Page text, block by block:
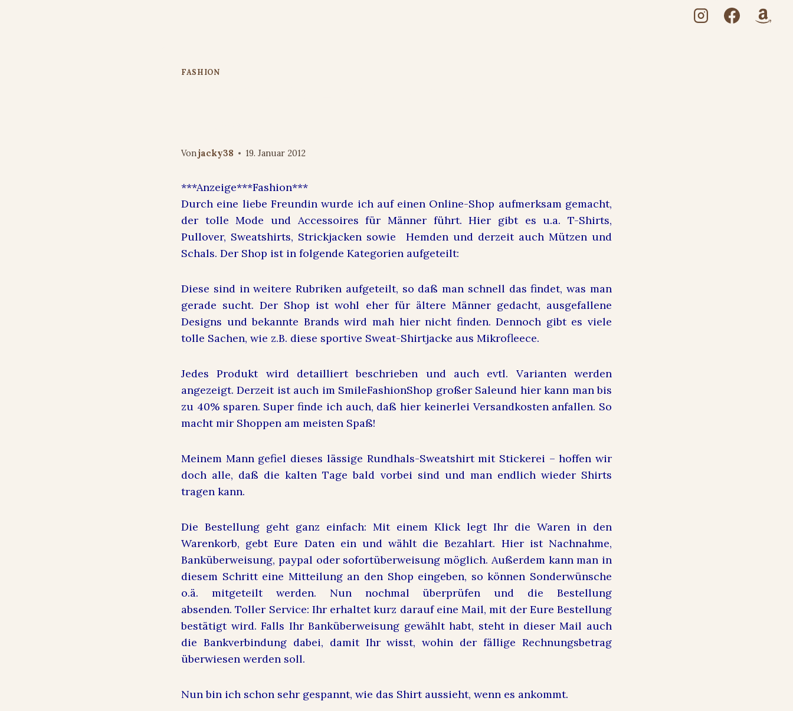
FASHION
Vonjacky38 19. Januar 2012
***Anzeige***Fashion***
Durch eine liebe Freundin wurde ich auf einen Online-Shop aufmerksam gemacht,
der tolle Mode und Accessoires für Männer führt. Hier gibt es u.a. T-Shirts,
Pullover, Sweatshirts, Strickjacken sowie Hemden und derzeit auch Mützen und
Schals. Der Shop ist in folgende Kategorien aufgeteilt:
Diese sind in weitere Rubriken aufgeteilt, so daß man schnell das findet, was man
gerade sucht. Der Shop ist wohl eher für ältere Männer gedacht, ausgefallene
Designs und bekannte Brands wird mah hier nicht finden. Dennoch gibt es viele
tolle Sachen, wie z.B. diese sportive Sweat-Shirtjacke aus Mikrofleece.
Jedes Produkt wird detailliert beschrieben und auch evtl. Varianten werden
angezeigt. Derzeit ist auch im SmileFashionShop großer Saleund hier kann man bis
zu 40% sparen. Super finde ich auch, daß hier keinerlei Versandkosten anfallen. So
macht mir Shoppen am meisten Spaß!
Meinem Mann gefiel dieses lässige Rundhals-Sweatshirt mit Stickerei – hoffen wir
doch alle, daß die kalten Tage bald vorbei sind und man endlich wieder Shirts
tragen kann.
Die Bestellung geht ganz einfach: Mit einem Klick legt Ihr die Waren in den
Warenkorb, gebt Eure Daten ein und wählt die Bezahlart. Hier ist Nachnahme,
Banküberweisung, paypal oder sofortüberweisung möglich. Außerdem kann man in
diesem Schritt eine Mitteilung an den Shop eingeben, so können Sonderwünsche
o.ä. mitgeteilt werden. Nun nochmal überprüfen und die Bestellung
absenden. Toller Service: Ihr erhaltet kurz darauf eine Mail, mit der Eure Bestellung
bestätigt wird. Falls Ihr Banküberweisung gewählt habt, steht in dieser Mail auch
die Bankverbindung dabei, damit Ihr wisst, wohin der fällige Rechnungsbetrag
überwiesen werden soll.
Nun bin ich schon sehr gespannt, wie das Shirt aussieht, wenn es ankommt.